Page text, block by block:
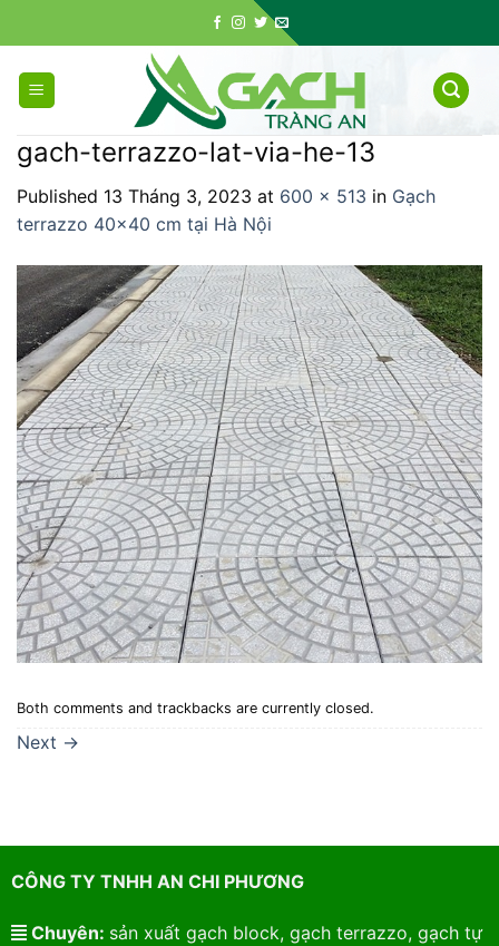
to
content
gach-terrazzo-lat-via-he-13
Published 13 Tháng 3, 2023 at 600 × 513 in Gạch
terrazzo 40×40 cm tại Hà Nội
Both comments and trackbacks are currently closed.
Next →
CÔNG TY TNHH AN CHI PHƯƠNG
Chuyên: sản xuất gạch block, gạch terrazzo, gạch tự